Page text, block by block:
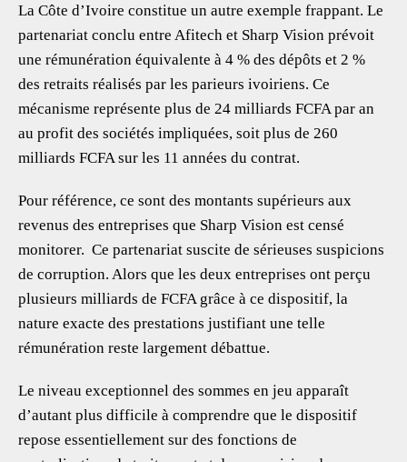
La Côte d’Ivoire constitue un autre exemple frappant. Le
partenariat conclu entre Afitech et Sharp Vision prévoit
une rémunération équivalente à 4 % des dépôts et 2 %
des retraits réalisés par les parieurs ivoiriens. Ce
mécanisme représente plus de 24 milliards FCFA par an
au profit des sociétés impliquées, soit plus de 260
milliards FCFA sur les 11 années du contrat.
Pour référence, ce sont des montants supérieurs aux
revenus des entreprises que Sharp Vision est censé
monitorer. Ce partenariat suscite de sérieuses suspicions
de corruption. Alors que les deux entreprises ont perçu
plusieurs milliards de FCFA grâce à ce dispositif, la
nature exacte des prestations justifiant une telle
rémunération reste largement débattue.
Le niveau exceptionnel des sommes en jeu apparaît
d’autant plus difficile à comprendre que le dispositif
repose essentiellement sur des fonctions de